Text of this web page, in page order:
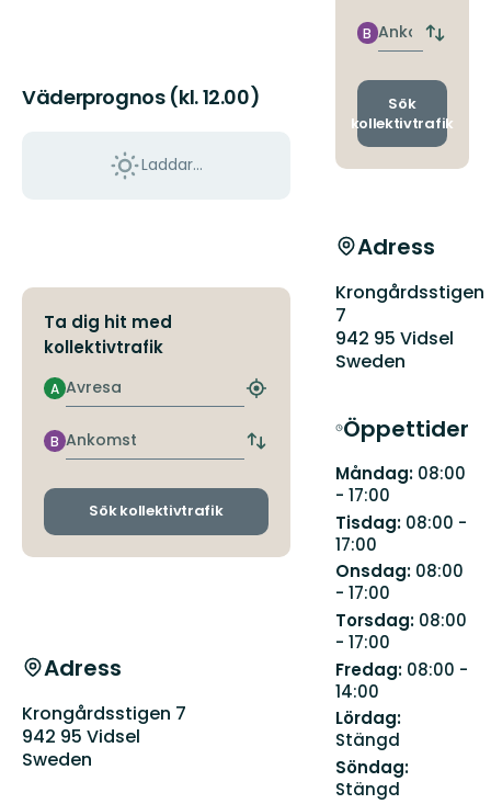
Väderprognos (kl. 12.00)
Laddar...
Ta dig hit med
kollektivtrafik
Avresa
A
Hitta
hållplats
Ankomst
B
Byt
och
ankomsthållplatser
Sök kollektivtrafik
Adress
Krongårdsstigen 7
942 95 Vidsel
Sweden
Ankomst
B
Byt
och
Sök
kollektivtrafik
Adress
Krongårdsstigen
7
942 95 Vidsel
Sweden
Öppettider
Måndag:08:00
- 17:00
Tisdag:08:00 -
17:00
Onsdag:08:00
- 17:00
Torsdag:08:00
- 17:00
Fredag:08:00 -
14:00
Lördag:
Stängd
Söndag:
Stängd